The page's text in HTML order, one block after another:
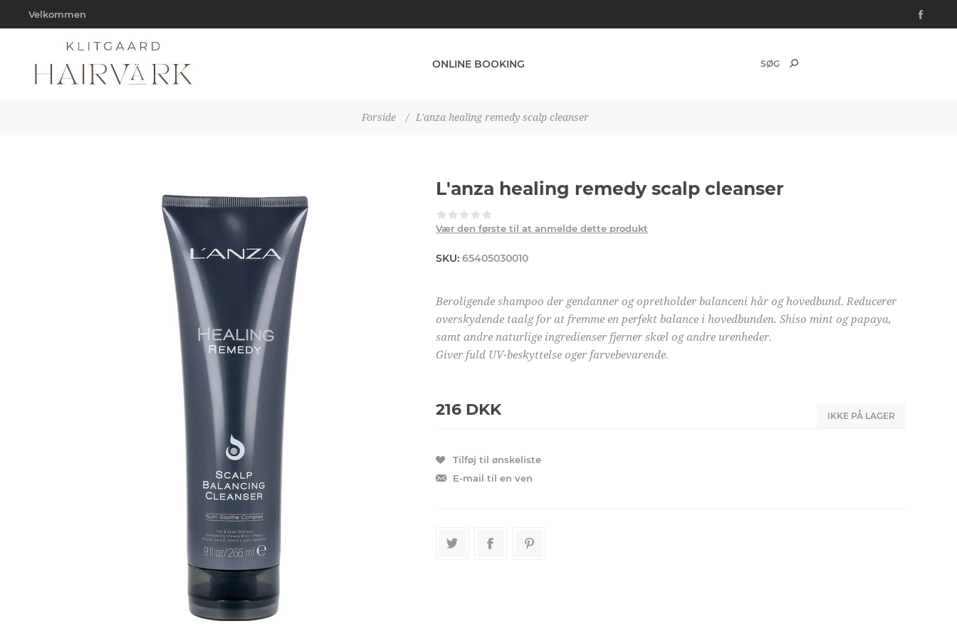
Velkommen
ONLINE BOOKING
Forside / L'anza healing remedy scalp cleanser
L'anza healing remedy scalp cleanser
Vær den første til at anmelde dette produkt
SKU: 65405030010
Beroligende shampoo der gendanner og opretholder balanceni hår og hovedbund. Reducerer
overskydende taalg for at fremme en perfekt balance i hovedbunden. Shiso mint og papaya,
samt andre naturlige ingredienser fjerner skæl og andre urenheder.
Giver fuld UV-beskyttelse oger farvebevarende.
216 DKK IKKE PÅ LAGER